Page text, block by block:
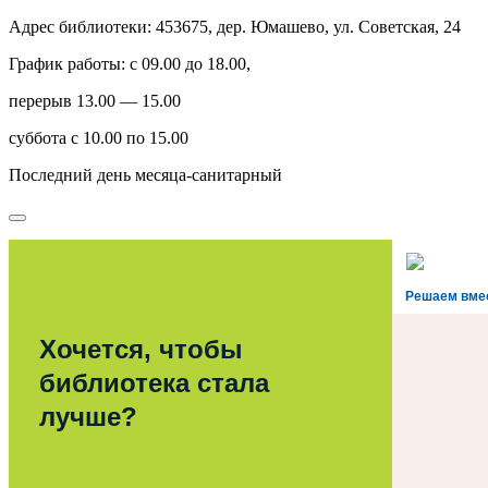
Адрес библиотеки: 453675, дер. Юмашево, ул. Советская, 24
График работы: с 09.00 до 18.00,
перерыв 13.00 — 15.00
суббота с 10.00 по 15.00
Последний день месяца-санитарный
Решаем
Хочется, чтобы
библиотека стала
лучше?